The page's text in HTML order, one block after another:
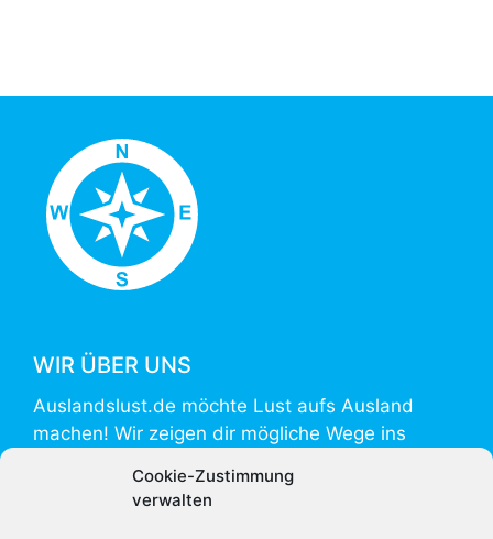
Cookie-Zustimmung
verwalten
WIR ÜBER UNS
Auslandslust.de möchte Lust aufs Ausland
machen! Wir zeigen dir mögliche Wege ins
Vorbereitung und Umsetzung.